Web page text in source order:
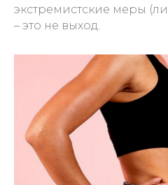
экстремистские меры
– это не выход.